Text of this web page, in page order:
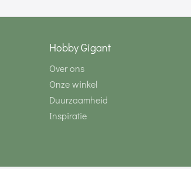
Hobby Gigant
Over ons
Onze winkel
Duurzaamheid
Inspiratie